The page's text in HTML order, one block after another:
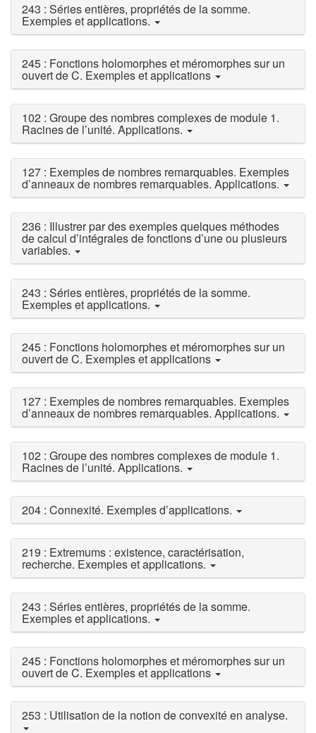
243 : Séries entières, propriétés de la somme.
Exemples et applications.
245 : Fonctions holomorphes et méromorphes sur un
ouvert de C. Exemples et applications
102 : Groupe des nombres complexes de module 1.
Racines de l’unité. Applications.
127 : Exemples de nombres remarquables. Exemples
d’anneaux de nombres remarquables. Applications.
236 : Illustrer par des exemples quelques méthodes
de calcul d’intégrales de fonctions d’une ou plusieurs
variables.
243 : Séries entières, propriétés de la somme.
Exemples et applications.
245 : Fonctions holomorphes et méromorphes sur un
ouvert de C. Exemples et applications
127 : Exemples de nombres remarquables. Exemples
d’anneaux de nombres remarquables. Applications.
102 : Groupe des nombres complexes de module 1.
Racines de l’unité. Applications.
204 : Connexité. Exemples d’applications.
219 : Extremums : existence, caractérisation,
recherche. Exemples et applications.
243 : Séries entières, propriétés de la somme.
Exemples et applications.
245 : Fonctions holomorphes et méromorphes sur un
ouvert de C. Exemples et applications
253 : Utilisation de la notion de convexité en analyse.